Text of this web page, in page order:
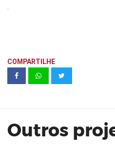
COMPARTILHE
Outros
Stand Medplex